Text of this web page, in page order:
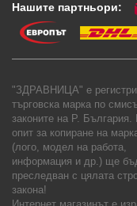
Нашите партньори:
"ЗДРАВНИЦА" е
търговска марка по
законите на Р. България.
опит за копиране на
(лого, модел на работа,
информация и др.) ще
преследван с цялата
закона!